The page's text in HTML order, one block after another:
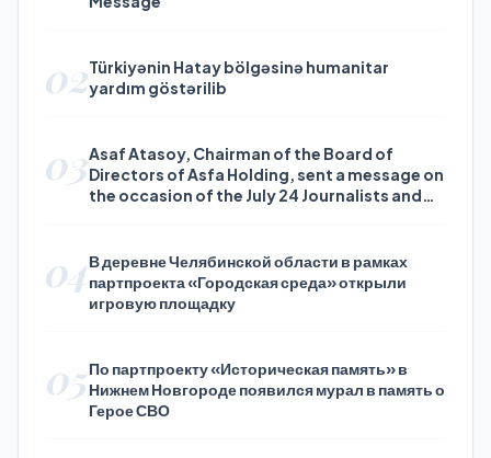
02Türkiyənin Hatay bölgəsinə humanitar
yardım göstərilib
03Asaf Atasoy, Chairman of the Board of
Directors of Asfa Holding, sent a message on
the occasion of the July 24 Journalists and
04В деревне Челябинской области в рамках
партпроекта «Городская среда» открыли
игровую площадку
05По партпроекту «Историческая память» в
Нижнем Новгороде появился мурал в память о
Герое СВО